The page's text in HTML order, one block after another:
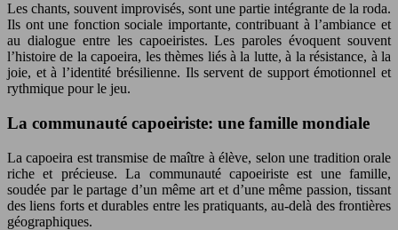
Les chants, souvent improvisés, sont une partie intégrante de la roda.
Ils ont une fonction sociale importante, contribuant à l’ambiance et
au dialogue entre les capoeiristes. Les paroles évoquent souvent
l’histoire de la capoeira, les thèmes liés à la lutte, à la résistance, à la
joie, et à l’identité brésilienne. Ils servent de support émotionnel et
rythmique pour le jeu.
La communauté capoeiriste: une famille mondiale
La capoeira est transmise de maître à élève, selon une tradition orale
riche et précieuse. La communauté capoeiriste est une famille,
soudée par le partage d’un même art et d’une même passion, tissant
des liens forts et durables entre les pratiquants, au-delà des frontières
géographiques.